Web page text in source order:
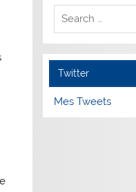
Twitter
Mes Tweets